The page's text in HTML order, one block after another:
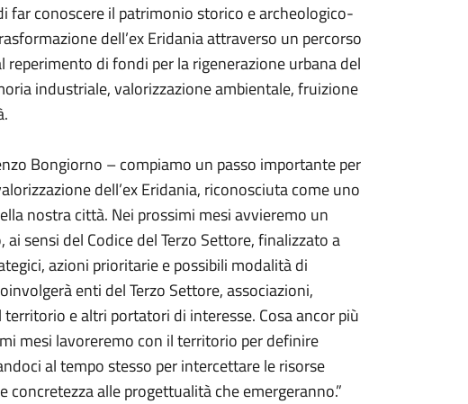
far conoscere il patrimonio storico e archeologico-
dell’ex Eridania attraverso un percorso
di fondi per la rigenerazione urbana del
industriale, valorizzazione ambientale, fruizione
Bongiorno – compiamo un passo importante per
dell’ex Eridania, riconosciuta come uno
nostra città. Nei prossimi mesi avvieremo un
sensi del Codice del Terzo Settore, finalizzato a
azioni prioritarie e possibili modalità di
enti del Terzo Settore, associazioni,
e altri portatori di interesse. Cosa ancor più
mesi lavoreremo con il territorio per definire
al tempo stesso per intercettare le risorse
alle progettualità che emergeranno.”